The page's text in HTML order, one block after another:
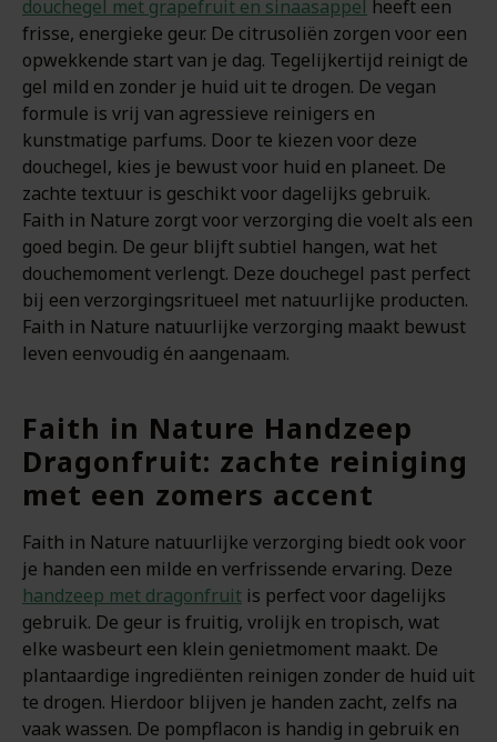
douchegel met grapefruit en sinaasappel heeft een
frisse, energieke geur. De citrusoliën zorgen voor een
opwekkende start van je dag. Tegelijkertijd reinigt de
gel mild en zonder je huid uit te drogen. De vegan
formule is vrij van agressieve reinigers en
kunstmatige parfums. Door te kiezen voor deze
douchegel, kies je bewust voor huid en planeet. De
zachte textuur is geschikt voor dagelijks gebruik.
Faith in Nature zorgt voor verzorging die voelt als een
goed begin. De geur blijft subtiel hangen, wat het
douchemoment verlengt. Deze douchegel past perfect
bij een verzorgingsritueel met natuurlijke producten.
Faith in Nature natuurlijke verzorging maakt bewust
leven eenvoudig én aangenaam.
Faith in Nature Handzeep
Dragonfruit: zachte reiniging
met een zomers accent
Faith in Nature natuurlijke verzorging biedt ook voor
je handen een milde en verfrissende ervaring. Deze
handzeep met dragonfruit is perfect voor dagelijks
gebruik. De geur is fruitig, vrolijk en tropisch, wat
elke wasbeurt een klein genietmoment maakt. De
plantaardige ingrediënten reinigen zonder de huid uit
te drogen. Hierdoor blijven je handen zacht, zelfs na
vaak wassen. De pompflacon is handig in gebruik en